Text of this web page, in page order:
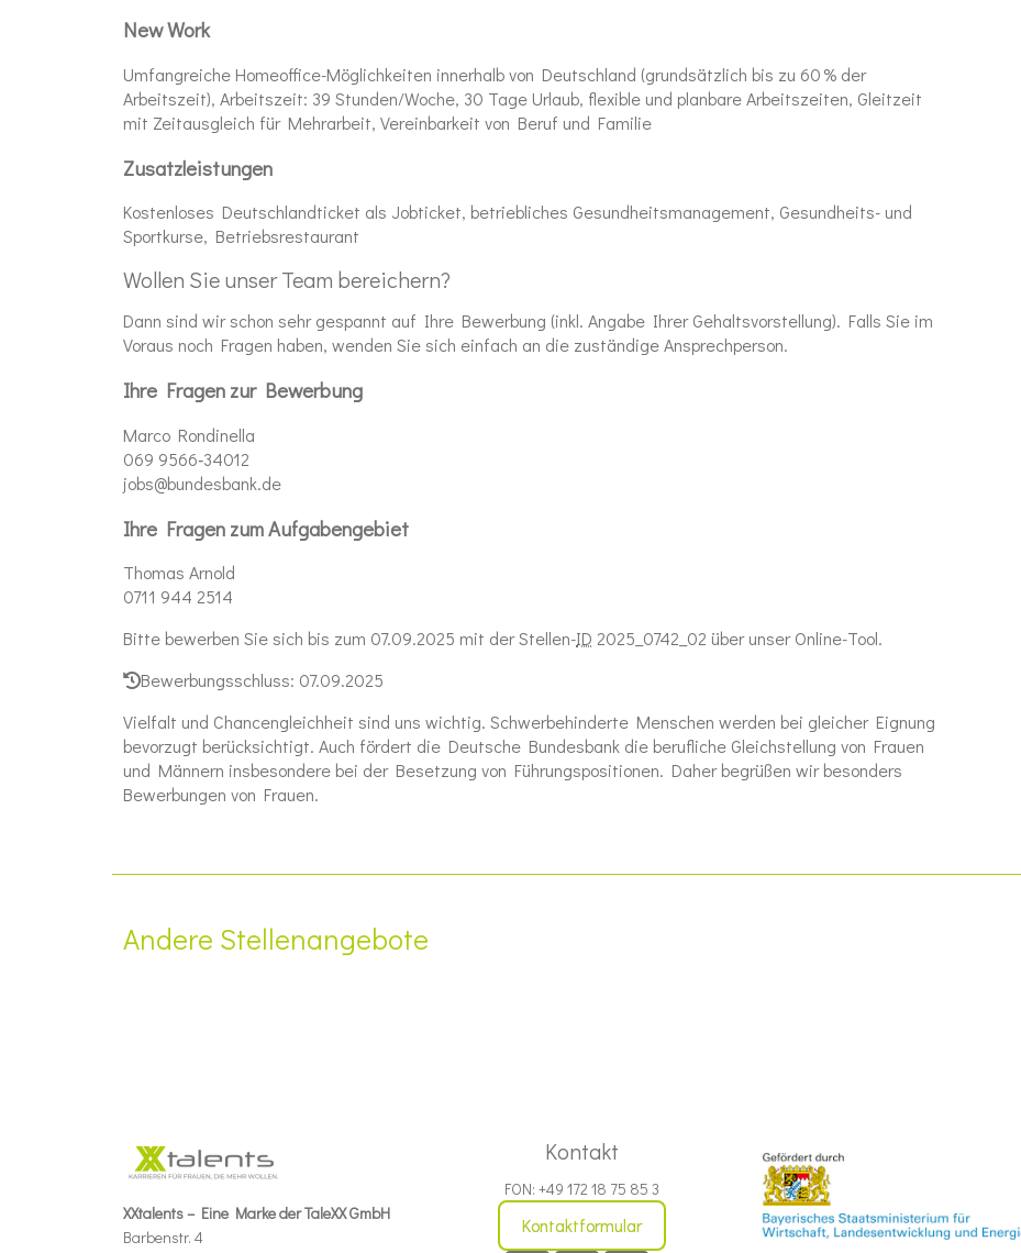
New Work
Umfangreiche Homeoffice-Möglichkeiten innerhalb von Deutschland (grundsätzlich bis zu 60 % der
Arbeitszeit), Arbeitszeit: 39 Stunden/Woche, 30 Tage Urlaub, flexible und planbare Arbeitszeiten, Gleitzeit
mit Zeitausgleich für Mehrarbeit, Vereinbarkeit von Beruf und Familie
Zusatzleistungen
Kostenloses Deutschlandticket als Jobticket, betriebliches Gesundheitsmanagement, Gesundheits- und
Sportkurse, Betriebsrestaurant
Wollen Sie unser Team bereichern?
Dann sind wir schon sehr gespannt auf Ihre Bewerbung (inkl. Angabe Ihrer Gehaltsvorstellung). Falls Sie im
Voraus noch Fragen haben, wenden Sie sich einfach an die zuständige Ansprechperson.
Ihre Fragen zur Bewerbung
Marco Rondinella
069 9566‑34012
jobs@bundesbank.de
Ihre Fragen zum Aufgabengebiet
Thomas Arnold
0711 944 2514
Bitte bewerben Sie sich bis zum 07.09.2025 mit der Stellen-ID 2025_0742_02 über unser Online-Tool.
Bewerbungsschluss: 07.09.2025
Vielfalt und Chancengleichheit sind uns wichtig. Schwerbehinderte Menschen werden bei gleicher Eignung
bevorzugt berücksichtigt. Auch fördert die Deutsche Bundesbank die berufliche Gleichstellung von Frauen
und Männern insbesondere bei der Besetzung von Führungspositionen. Daher begrüßen wir besonders
Bewerbungen von Frauen.
Andere Stellenangebote
XXtalents – Eine Marke der TaleXX GmbH
Barbenstr. 4
Kontakt
FON: +49 172 18 75 85 3
Kontaktformular